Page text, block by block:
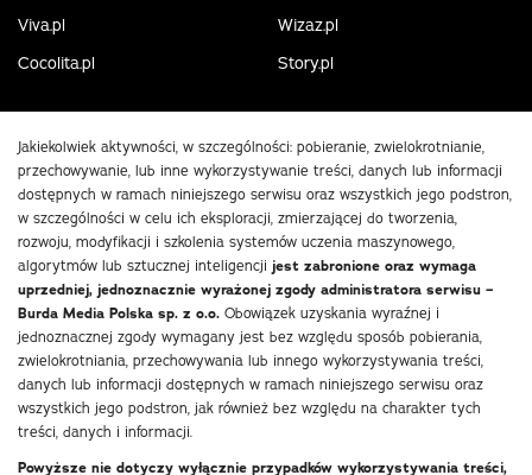
Viva.pl
Wizaz.pl
Cocolita.pl
Story.pl
Jakiekolwiek aktywności, w szczególności: pobieranie, zwielokrotnianie,
przechowywanie, lub inne wykorzystywanie treści, danych lub informacji
dostępnych w ramach niniejszego serwisu oraz wszystkich jego podstron,
w szczególności w celu ich eksploracji, zmierzającej do tworzenia,
rozwoju, modyfikacji i szkolenia systemów uczenia maszynowego,
algorytmów lub sztucznej inteligencji jest zabronione oraz wymaga
uprzedniej, jednoznacznie wyrażonej zgody administratora serwisu –
Burda Media Polska sp. z o.o. Obowiązek uzyskania wyraźnej i
jednoznacznej zgody wymagany jest bez względu sposób pobierania,
zwielokrotniania, przechowywania lub innego wykorzystywania treści,
danych lub informacji dostępnych w ramach niniejszego serwisu oraz
wszystkich jego podstron, jak również bez względu na charakter tych
treści, danych i informacji.
Powyższe nie dotyczy wyłącznie przypadków wykorzystywania treści,